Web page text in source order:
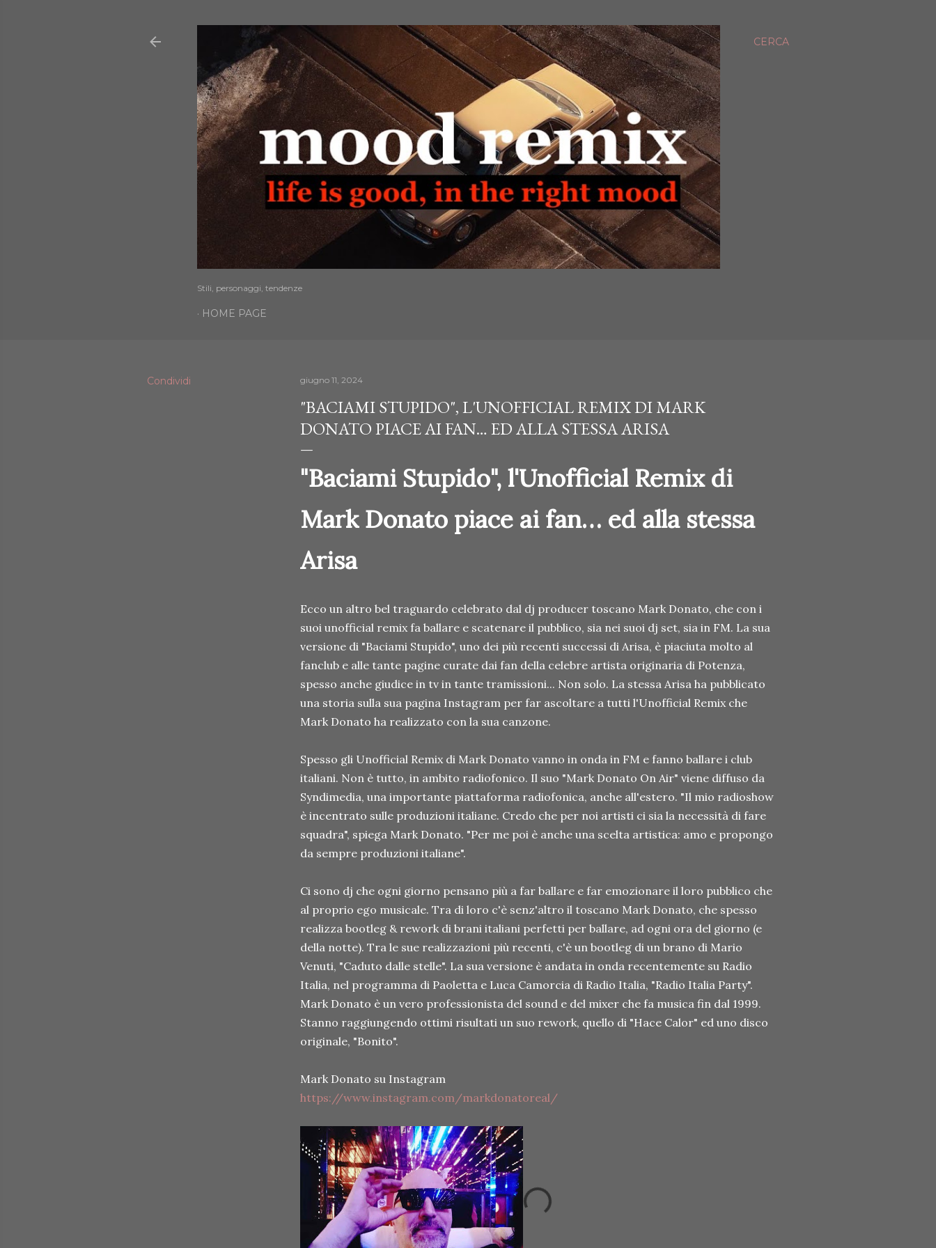
CERCA
Stili, personaggi, tendenze
HOME PAGE
Condividi giugno 11, 2024
"BACIAMI STUPIDO", L'UNOFFICIAL REMIX DI MARK
DONATO PIACE AI FAN… ED ALLA STESSA ARISA
"Baciami Stupido", l'Unofficial Remix di
Mark Donato piace ai fan… ed alla stessa
Arisa
Ecco un altro bel traguardo celebrato dal dj producer toscano Mark Donato, che con i
suoi unofficial remix fa ballare e scatenare il pubblico, sia nei suoi dj set, sia in FM. La sua
versione di "Baciami Stupido", uno dei più recenti successi di Arisa, è piaciuta molto al
fanclub e alle tante pagine curate dai fan della celebre artista originaria di Potenza,
spesso anche giudice in tv in tante tramissioni... Non solo. La stessa Arisa ha pubblicato
una storia sulla sua pagina Instagram per far ascoltare a tutti l'Unofficial Remix che
Mark Donato ha realizzato con la sua canzone.
Spesso gli Unofficial Remix di Mark Donato vanno in onda in FM e fanno ballare i club
italiani. Non è tutto, in ambito radiofonico. Il suo "Mark Donato On Air" viene diffuso da
Syndimedia, una importante piattaforma radiofonica, anche all'estero. "Il mio radioshow
è incentrato sulle produzioni italiane. Credo che per noi artisti ci sia la necessità di fare
squadra", spiega Mark Donato. "Per me poi è anche una scelta artistica: amo e propongo
da sempre produzioni italiane".
Ci sono dj che ogni giorno pensano più a far ballare e far emozionare il loro pubblico che
al proprio ego musicale. Tra di loro c'è senz'altro il toscano Mark Donato, che spesso
realizza bootleg & rework di brani italiani perfetti per ballare, ad ogni ora del giorno (e
della notte). Tra le sue realizzazioni più recenti, c'è un bootleg di un brano di Mario
Venuti, "Caduto dalle stelle". La sua versione è andata in onda recentemente su Radio
Italia, nel programma di Paoletta e Luca Camorcia di Radio Italia, "Radio Italia Party".
Mark Donato è un vero professionista del sound e del mixer che fa musica fin dal 1999.
Stanno raggiungendo ottimi risultati un suo rework, quello di "Hace Calor" ed uno disco
originale, "Bonito".
Mark Donato su Instagram
https://www.instagram.com/markdonatoreal/